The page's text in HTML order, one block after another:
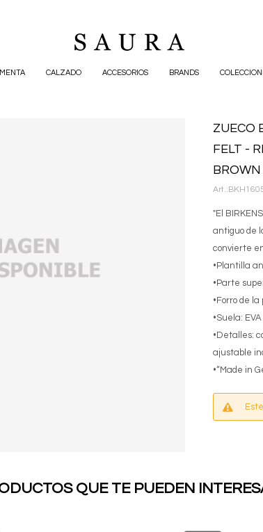
CALZADO ACCESORIOS BRANDS
ZUECO
FELT -
BROWN
"El
antiguo de
convierte
•Plantilla
•Parte
•Forro de
•Suela: EVA
•Detalles:
ajustable
•“Made in
QUE TE PUEDEN